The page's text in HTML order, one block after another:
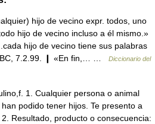
hijo de vecino expr. todos, uno
hijo de vecino incluso a él mismo.»
hijo de vecino tiene sus palabras
7.2.99. ❙ «En fin,… …
Diccionario del
1. Cualquier persona o animal
podido tener hijos. Te presento a
Resultado, producto o consecuencia: